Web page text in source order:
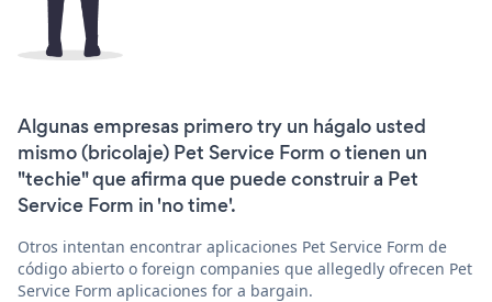
Algunas empresas primero try un hágalo usted
mismo (bricolaje) Pet Service Form o tienen un
"techie" que afirma que puede construir a Pet
Service Form in 'no time'.
Otros intentan encontrar aplicaciones Pet Service Form de
código abierto o foreign companies que allegedly ofrecen Pet
Service Form aplicaciones for a bargain.